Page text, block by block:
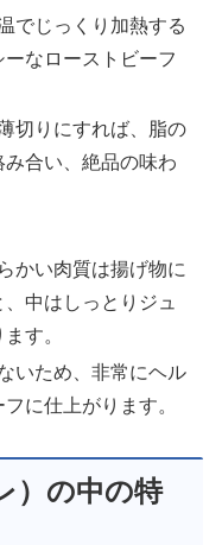
でじっくり加熱する
なローストビーフ
切りにすれば、脂の
合い、絶品の味わ
かい肉質は揚げ物に
中はしっとりジュ
す。
いため、非常にヘル
に仕上がります。
）の中の特